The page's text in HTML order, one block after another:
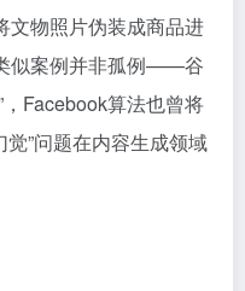
文物照片伪装成商品进
似案例并非孤例——谷
Facebook算法也曾将
觉”问题在内容生成领域